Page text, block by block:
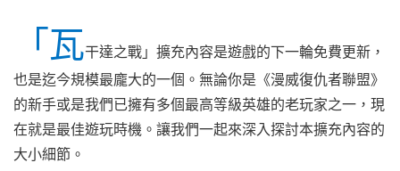
「瓦干達之戰」擴充內容是遊戲的下一輪免費更新，
也是迄今規模最龐大的一個。無論你是《漫威復仇者聯盟》
的新手或是我們已擁有多個最高等級英雄的老玩家之一，現
在就是最佳遊玩時機。讓我們一起來深入探討本擴充內容的
大小細節。